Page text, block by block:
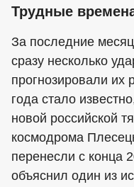
Трудные
За последние
сразу несколько
прогнозировали их
года стало
новой российской
космодрома
перенесли с конца
объяснил один из